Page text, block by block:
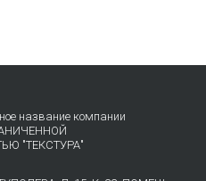
название компании
"ТЕКСТУРА"